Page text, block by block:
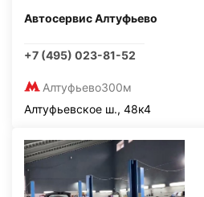
Автосервис Алтуфьево
+7 (495) 023-81-52
Алтуфьево300м
Алтуфьевское ш., 48к4